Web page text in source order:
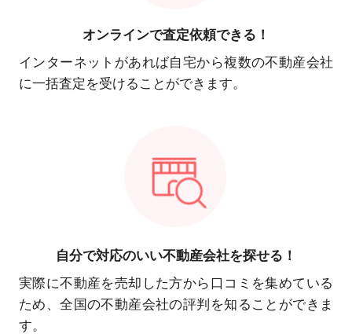
オンラインで査定依頼できる！
インターネットがあれば自宅から複数の不動産会社
に一括査定を受けることができます。
自分で対応のいい不動産会社を探せる！
実際に不動産を売却した方から口コミを集めている
ため、全国の不動産会社の評判を知ることができま
す。